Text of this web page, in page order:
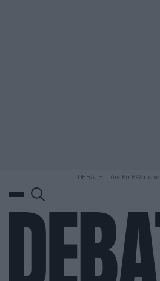
DEBATE: Πότε θα θέλατε να